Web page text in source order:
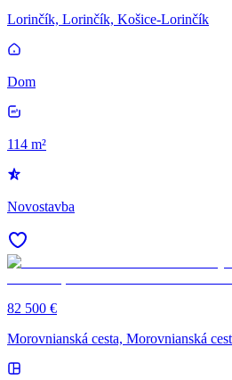
Lorinčík, Lorinčík, Košice-Lorinčík
Dom
114 m²
Novostavba
82 500 €
Morovnianská cesta, Morovnianská